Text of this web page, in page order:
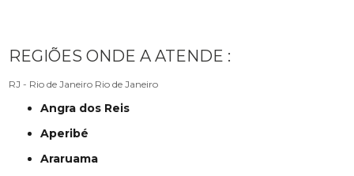
REGIÕES ONDE A ATENDE :
RJ - Rio de Janeiro Rio de Janeiro
Angra dos Reis
Aperibé
Araruama